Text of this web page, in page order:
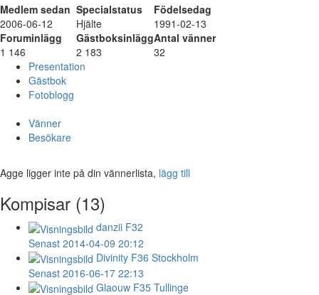
Medlem sedan Specialstatus
Födelsedag
2006-06-12
Hjälte
1991-02-13
Foruminlägg
GästboksinläggAntal vänner
1 146
2 183
32
Presentation
Gästbok
Fotoblogg
Vänner
Besökare
Agge ligger inte på din vännerlista, lägg till
Kompisar (13)
danzii F32
Senast 2014-04-09 20:12
Divinity F36 Stockholm
Senast 2016-06-17 22:13
Glaouw F35 Tullinge